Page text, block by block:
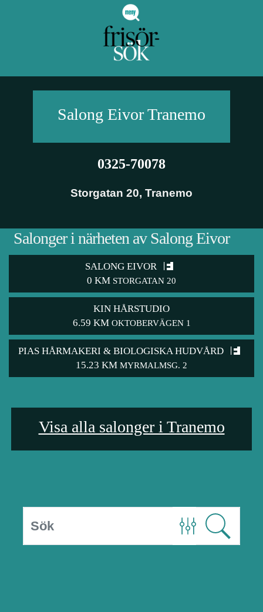
Salong EivorTranemo
0325-70078
Storgatan 20, Tranemo
Salonger i närheten av Salong Eivor
SALONG EIVOR
0 KM STORGATAN 20
KIN HÅRSTUDIO
6.59 KM OKTOBERVÄGEN 1
PIAS HÅRMAKERI & BIOLOGISKA HUDVÅRD
15.23 KM MYRMALMSG. 2
Visa alla salonger i Tranemo